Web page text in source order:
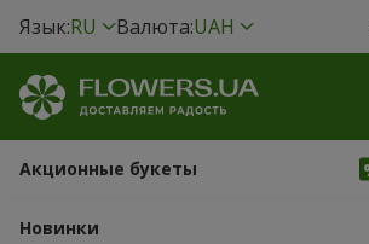
Язык:RU Валюта:UAH
Акционные букеты
Новинки